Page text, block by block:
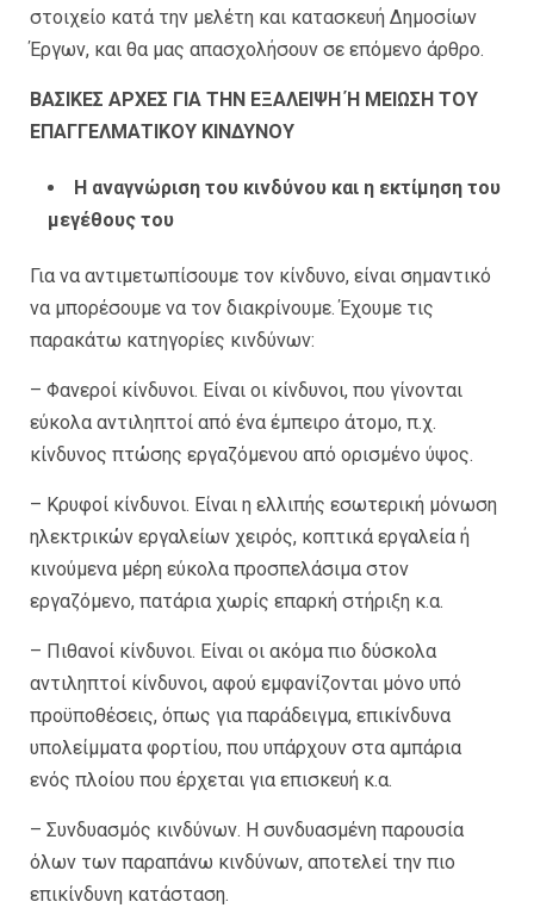
στοιχείο κατά την μελέτη και κατασκευή Δημοσίων
Έργων, και θα μας απασχολήσουν σε επόμενο άρθρο.
ΒΑΣΙΚΕΣ ΑΡΧΕΣ ΓΙΑ ΤΗΝ ΕΞΑΛΕΙΨΗ Ή ΜΕΙΩΣΗ ΤΟΥ
ΕΠΑΓΓΕΛΜΑΤΙΚΟΥ ΚΙΝΔΥΝΟΥ
Η αναγνώριση του κινδύνου και η εκτίμηση του
μεγέθους του
Για να αντιμετωπίσουμε τον κίνδυνο, είναι σημαντικό
να μπορέσουμε να τον διακρίνουμε. Έχουμε τις
παρακάτω κατηγορίες κινδύνων:
– Φανεροί κίνδυνοι. Είναι οι κίνδυνοι, που γίνονται
εύκολα αντιληπτοί από ένα έμπειρο άτομο, π.χ.
κίνδυνος πτώσης εργαζόμενου από ορισμένο ύψος.
– Κρυφοί κίνδυνοι. Είναι η ελλιπής εσωτερική μόνωση
ηλεκτρικών εργαλείων χειρός, κοπτικά εργαλεία ή
κινούμενα μέρη εύκολα προσπελάσιμα στον
εργαζόμενο, πατάρια χωρίς επαρκή στήριξη κ.α.
– Πιθανοί κίνδυνοι. Είναι οι ακόμα πιο δύσκολα
αντιληπτοί κίνδυνοι, αφού εμφανίζονται μόνο υπό
προϋποθέσεις, όπως για παράδειγμα, επικίνδυνα
υπολείμματα φορτίου, που υπάρχουν στα αμπάρια
ενός πλοίου που έρχεται για επισκευή κ.α.
– Συνδυασμός κινδύνων. Η συνδυασμένη παρουσία
όλων των παραπάνω κινδύνων, αποτελεί την πιο
επικίνδυνη κατάσταση.